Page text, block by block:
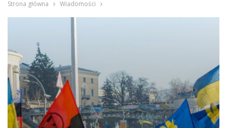
Strona główna Wiadomości